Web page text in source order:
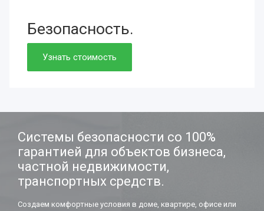
Безопасность.
Сохранность.Престиж.
Просто. Быстро. Доступно.
Нужно. Обязательно.
Узнать стоимость
Системы безопасности со 100%
гарантией для объектов бизнеса,
частной недвижимости,
транспортных средств.
Создаем комфортные условия в доме, квартире, офисе или